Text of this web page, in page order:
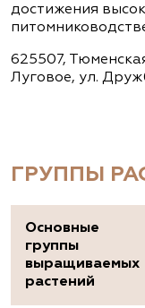
достижения
625507,
Луговое, ул.
ГРУППЫ
Основные
группы
выращиваемых
растений